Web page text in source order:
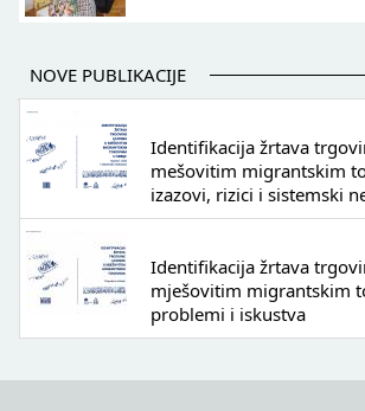
NOVE PUBLIKACIJE
Identifikacija žrtava
mešovitim migrantskim
izazovi, rizici i sistemski
Identifikacija žrtava
mješovitim migrantskim
problemi i iskustva